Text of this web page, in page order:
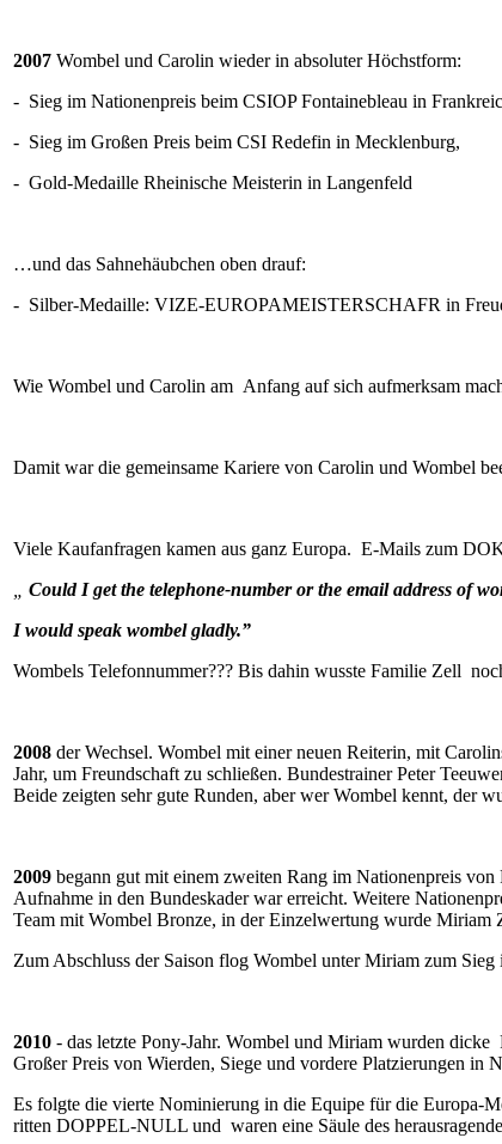
2007 Wombel und Carolin wieder in absoluter Höchstform:
- Sieg im Nationenpreis beim CSIOP Fontainebleau in
- Sieg im Großen Preis beim CSI Redefin in Mecklenburg,
- Gold-Medaille Rheinische Meisterin in Langenfeld
…und das Sahnehäubchen oben drauf:
- Silber-Medaille: VIZE-EUROPAMEISTERSCHAFR in
Wie Wombel und Carolin am Anfang auf sich aufmerksam
Damit war die gemeinsame Kariere von Carolin und Wombel
Viele Kaufanfragen kamen aus ganz Europa. E-Mails zum
Could I get the telephone-number or the email address of
I would speak wombel gladly.”
Wombels Telefonnummer??? Bis dahin wusste Familie Zell
2008 der Wechsel. Wombel mit einer neuen Reiterin, mit
Jahr, um Freundschaft zu schließen. BundestrainerPeter
Beide zeigten sehr gute Runden, aber wer Wombel kennt, der
2009 begann gut mit einem zweiten Rang im Nationenpreis
Aufnahme in den Bundeskader war erreicht. Weitere
Team mit Wombel Bronze, in der Einzelwertung wurde Miriam
Zum Abschluss der Saison flog Wombel unter Miriam zum
2010 - das letzte Pony-Jahr. Wombel und Miriam wurden
Großer Preis von Wierden, Siege und vordere Platzierungen
Es folgte die vierte Nominierung in die Equipe für die Europa-
ritten DOPPEL-NULL und waren eine Säule des